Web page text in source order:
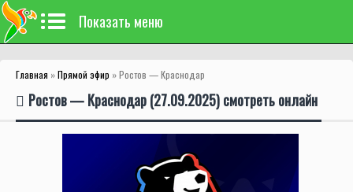
Показать меню
Главная »Прямой эфир » Ростов — Краснодар
Ростов — Краснодар (27.09.2025) смотреть онлайн